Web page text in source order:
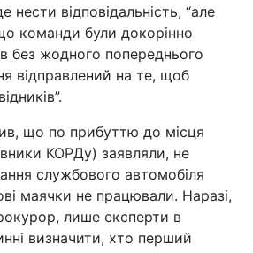
нести відповідальність, “але
команди були докорінно
без жодного попереднього
відправлений на те, щоб
що по прибуттю до місця
КОРДу) заявляли, не
службового автомобіля
маячки не працювали. Наразі,
лише експерти в
визначити, хто перший